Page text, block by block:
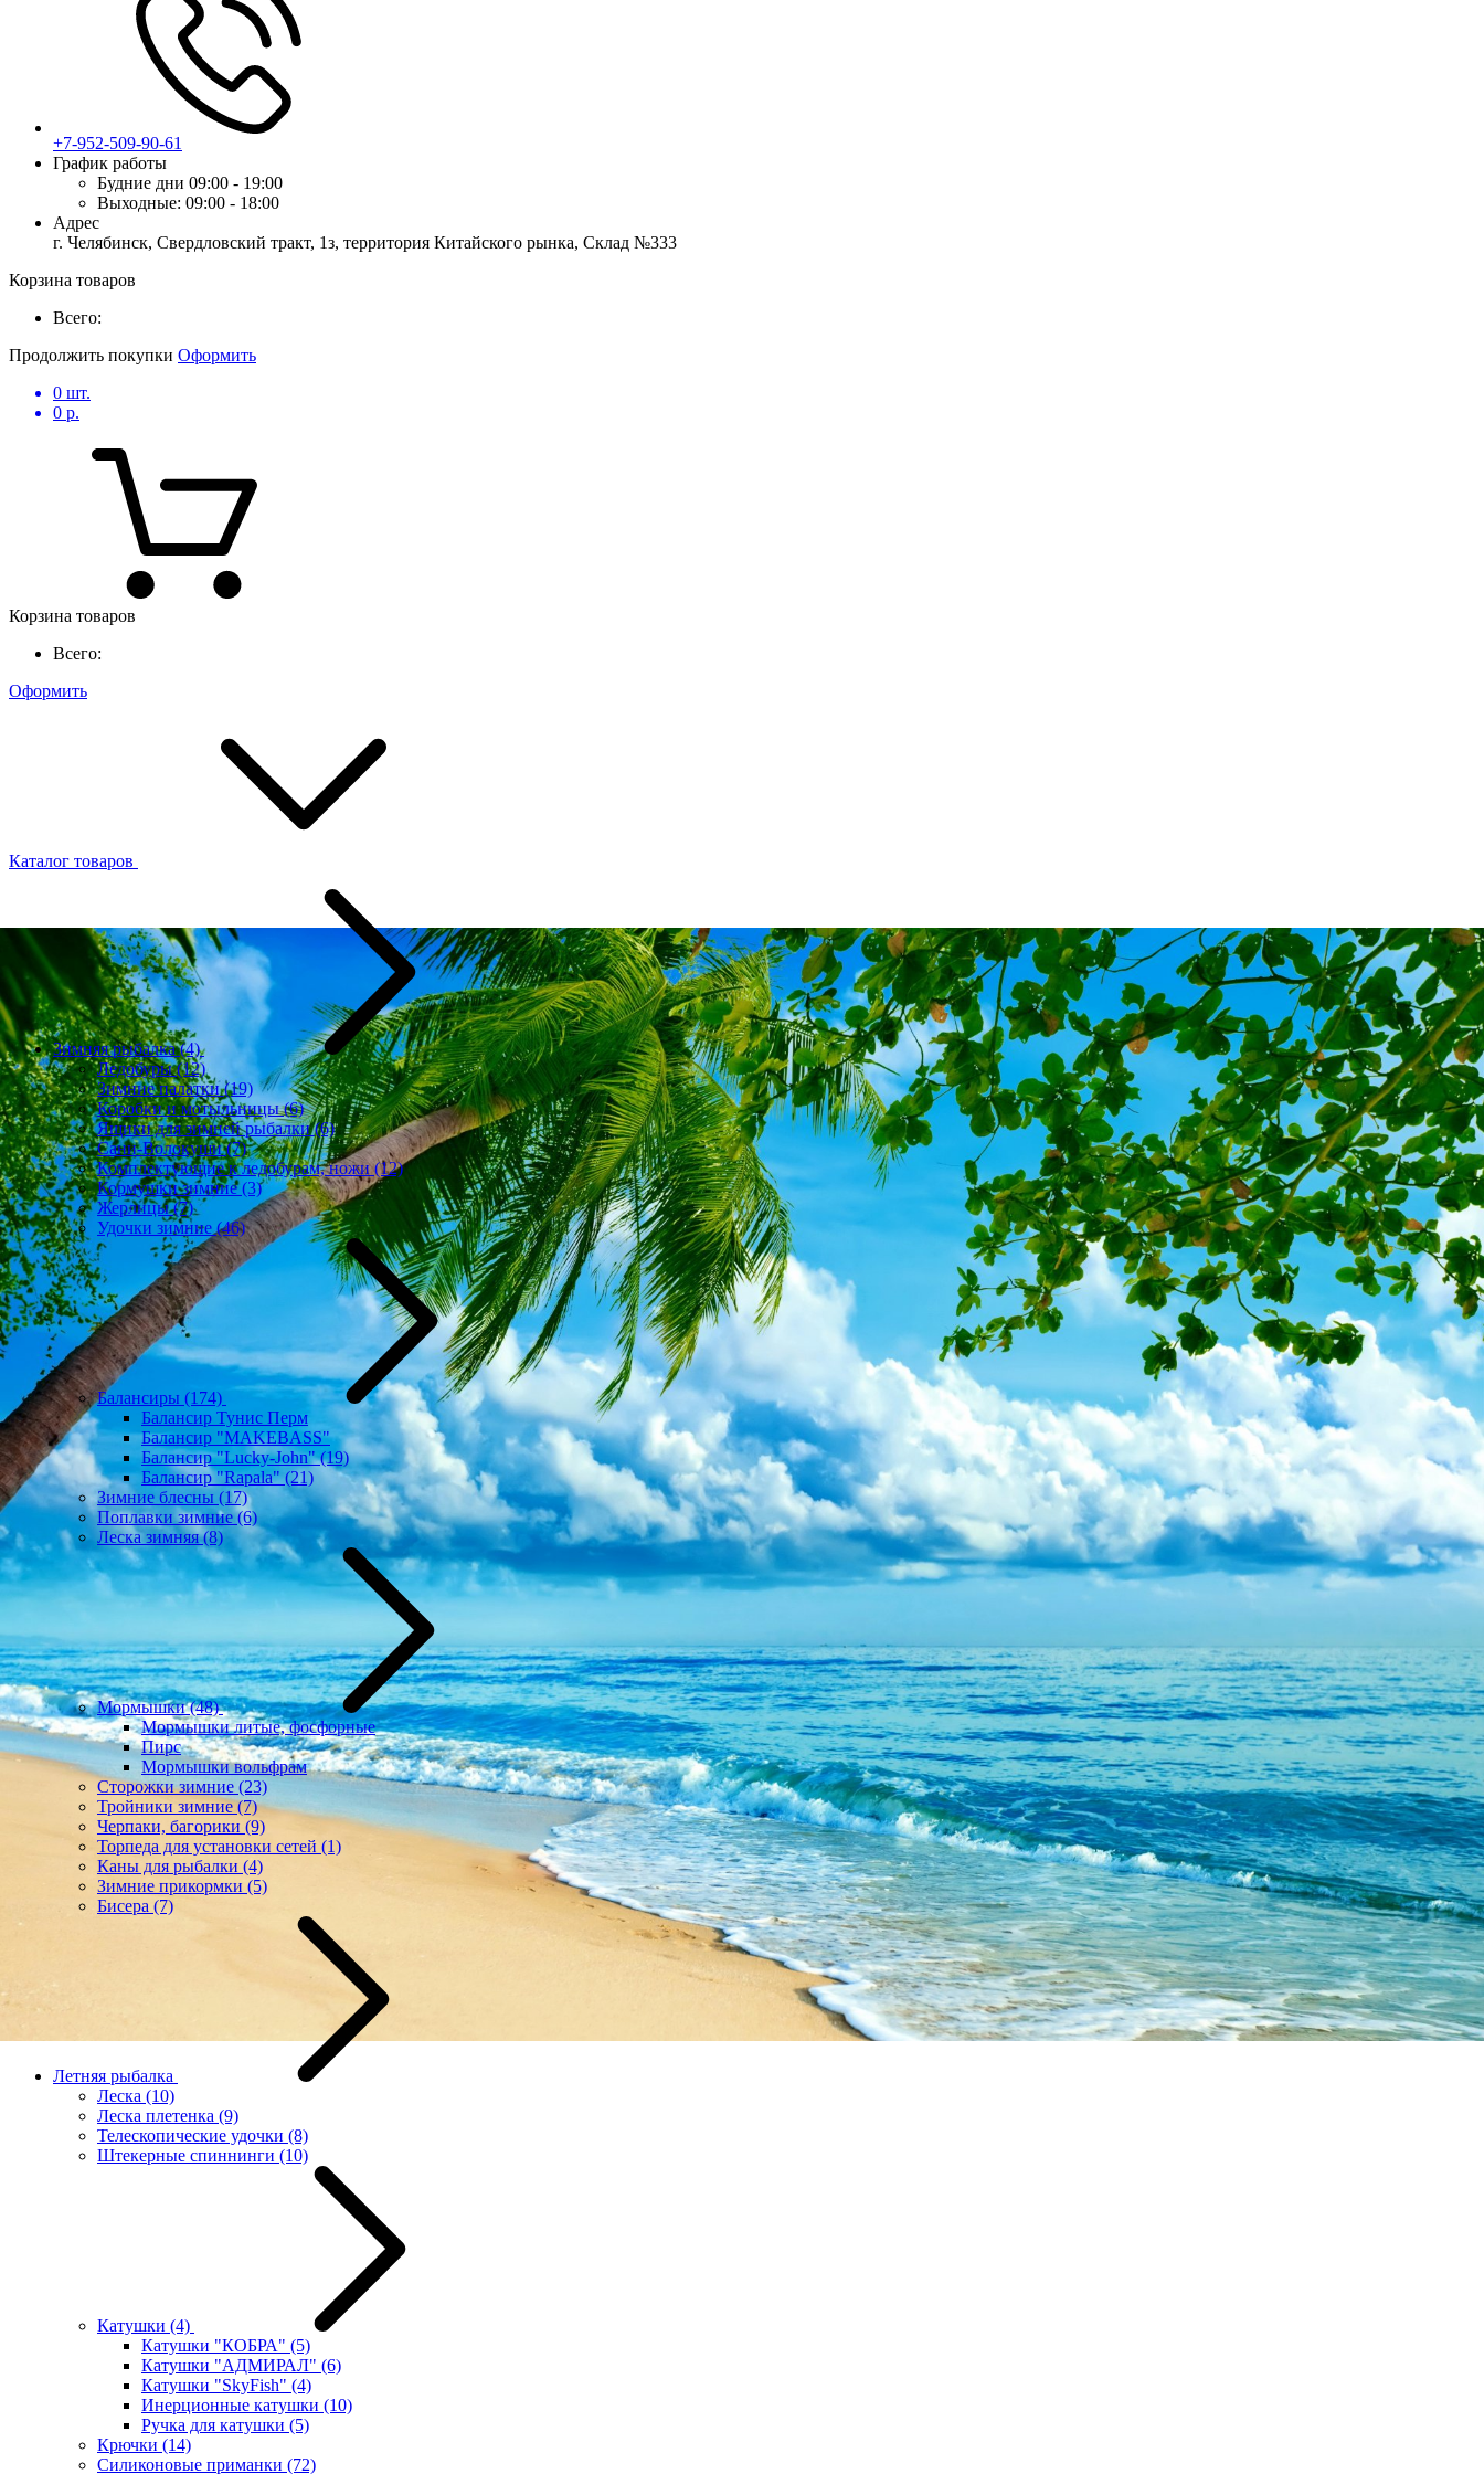
+7-952-509-90-61
График работы
Будние дни 09:00 - 19:00
Выходные: 09:00 - 18:00
Адрес
г. Челябинск, Свердловский тракт, 1з, территория Китайского рынка, Склад №333
Корзина товаров
Всего:
Продолжить покупки Оформить
0 шт.
0 р.
Корзина товаров
Всего:
Оформить
Каталог товаров
Зимняя рыбалка(4)
Ледобуры(12)
Зимние палатки(19)
Коробки и мотыльницы(6)
Ящики для зимней рыбалки(6)
Сани-Волокуши(7)
Комплектующие к ледобурам, ножи(12)
Кормушки зимние(3)
Жерлицы(7)
Удочки зимние(46)
Балансиры (174)
Балансир Тунис Перм
Балансир "MAKEBASS"
Балансир "Lucky-John"(19)
Балансир "Rapala"(21)
Зимние блесны (17)
Поплавки зимние(6)
Леска зимняя(8)
Мормышки(48)
Мормышки литые, фосфорные
Пирс
Мормышки вольфрам
Сторожки зимние (23)
Тройники зимние(7)
Черпаки, багорики (9)
Торпеда для установки сетей (1)
Каны для рыбалки (4)
Зимние прикормки (5)
Бисера (7)
Летняя рыбалка
Леска (10)
Леска плетенка (9)
Телескопические удочки (8)
Штекерные спиннинги (10)
Катушки (4)
Катушки "КОБРА" (5)
Катушки "АДМИРАЛ" (6)
Катушки "SkyFish" (4)
Инерционные катушки (10)
Ручка для катушки (5)
Крючки (14)
Силиконовые приманки (72)